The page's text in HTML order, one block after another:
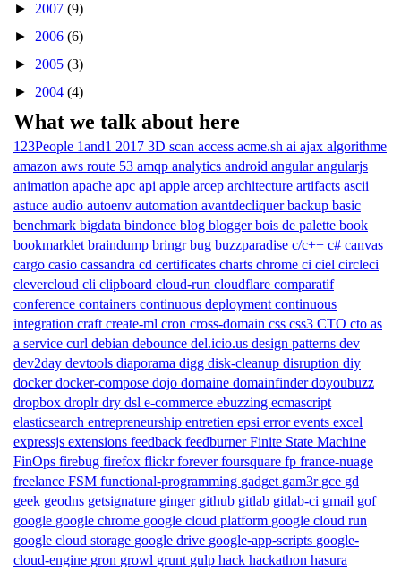
► 2007 (9)
► 2006 (6)
► 2005 (3)
► 2004 (4)
What we talk about here
123People 1and1 2017 3D scan access acme.sh ai ajax algorithme
amazon aws route 53 amqp analytics android angularangularjs
animation apache apc api apple arcep architecture artifacts ascii
astuce audio autoenv automation avantdecliquerbackup basic
benchmark bigdata bindonce blog bloggerbois de palette book
bookmarklet braindump bringrbug buzzparadise c/c++ c# canvas
cargo casio cassandra cd certificates charts chrome ci ciel circleci
clevercloud cli clipboard cloud-run cloudflare comparatif
conference containers continuous deployment continuous
integration craft create-ml cron cross-domain css css3 CTO cto as
a service curl debian debounce del.icio.us design patterns dev
dev2day devtools diaporama digg disk-cleanup disruption diy
dockerdocker-compose dojo domaine domainfinderdoyoubuzz
dropbox droplrdry dsl e-commerce ebuzzing ecmascript
elasticsearch entrepreneurship entretien epsi errorevents excel
expressjs extensions feedback feedburnerFinite State Machine
FinOps firebug firefox flickrforeverfoursquare fp france-nuage
freelance FSM functional-programming gadget gam3r gce gd
geek geodns getsignature ginger github gitlab gitlab-ci gmail gof
google google chrome google cloud platform google cloud run
google cloud storage google drive google-app-scripts google-
cloud-engine gron growl grunt gulp hack hackathon hasura